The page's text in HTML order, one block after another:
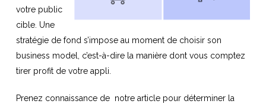
votre public
cible. Une
stratégie de fond s’impose au moment de choisir son
business model, c’est-à-dire la manière dont vous comptez
tirer profit de votre appli.
Prenez connaissance de notre article pour déterminer la